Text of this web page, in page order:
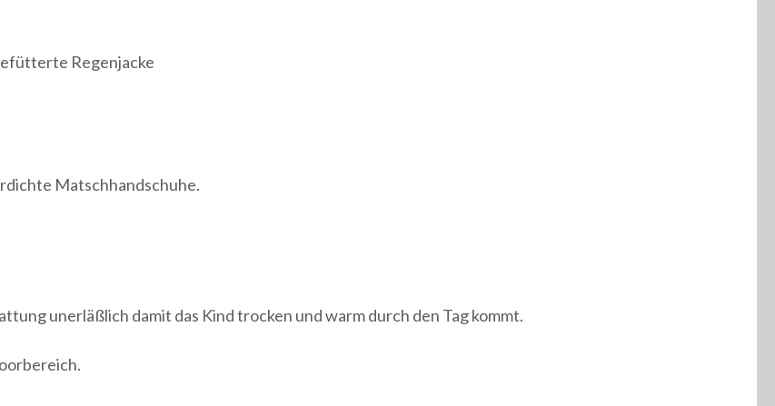
Regenjacke
Matschhandschuhe.
unerläßlich damit das Kind trocken und warm durch den Tag kommt.